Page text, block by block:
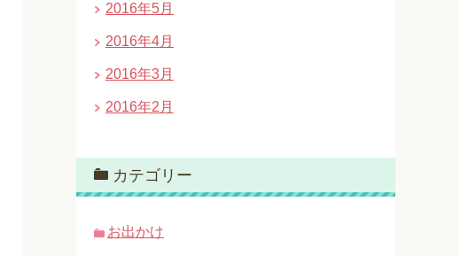
2016年5月
2016年4月
2016年3月
2016年2月
カテゴリー
お出かけ